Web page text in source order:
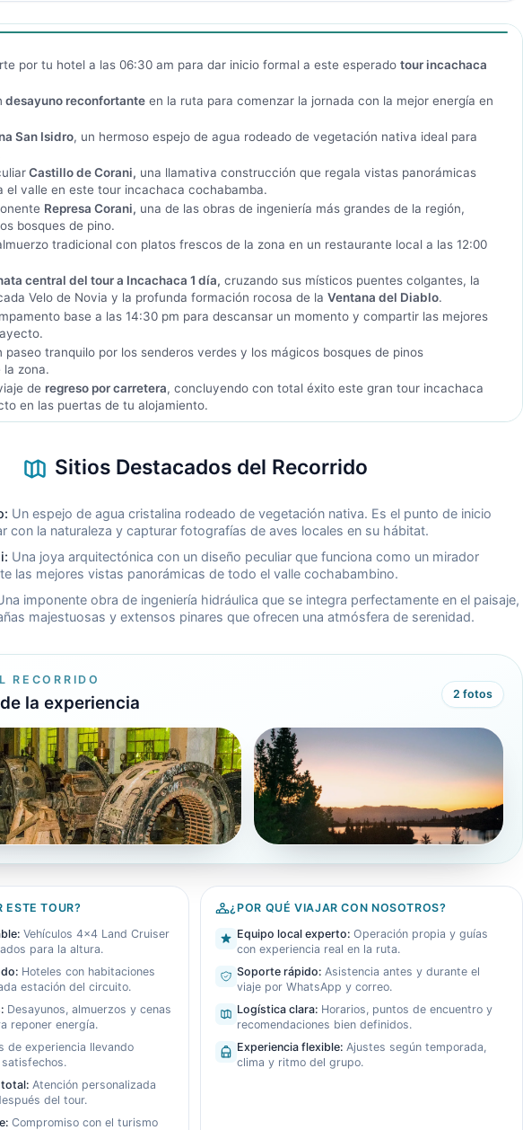
por tu hotel a las 06:30 am para dar inicio formal a este esperadotour incachaca
desayuno reconfortante en la ruta para comenzar la jornada con la mejor energía en
San Isidro, un hermoso espejo de agua rodeado de vegetación nativa ideal para
Castillo de Corani, una llamativa construcción que regala vistas panorámicas
el valle en este tour incachaca cochabamba.
Represa Corani, una de las obras de ingeniería más grandes de la región,
bosques de pino.
tradicional con platos frescos de la zona en un restaurante local a las 12:00
central del tour a Incachaca 1 día, cruzando sus místicos puentes colgantes, la
Velo de Novia y la profunda formación rocosa de laVentana del Diablo.
base a las 14:30 pm para descansar un momento y compartir las mejores
paseo tranquilo por los senderos verdes y los mágicos bosques de pinos
zona.
de regreso por carretera, concluyendo con total éxito este gran tour incachaca
en las puertas de tu alojamiento.
Sitios Destacados del Recorrido
: Un espejo de agua cristalina rodeado de vegetación nativa. Es el punto de inicio
con la naturaleza y capturar fotografías de aves locales en su hábitat.
: Una joya arquitectónica con un diseño peculiar que funciona como un mirador
las mejores vistas panorámicas de todo el valle cochabambino.
imponente obra de ingeniería hidráulica que se integra perfectamente en el paisaje,
majestuosas y extensos pinares que ofrecen una atmósfera de serenidad.
RECORRIDO
la experiencia 2 fotos
ESTE TOUR?
:Vehículos 4x4 Land Cruiser
para la altura.
: Hoteles con habitaciones
estación del circuito.
: Desayunos, almuerzos y cenas
reponer energía.
de experiencia llevando
total:Atención personalizada
del tour.
:Compromiso con el turismo
¿POR QUÉ VIAJAR CON NOSOTROS?
Equipo local experto:Operación propia y guías
con experiencia real en la ruta.
Soporte rápido:Asistencia antes y durante el
viaje por WhatsApp y correo.
Logística clara: Horarios, puntos de encuentro y
recomendaciones bien definidos.
Experiencia flexible:Ajustes según temporada,
clima y ritmo del grupo.